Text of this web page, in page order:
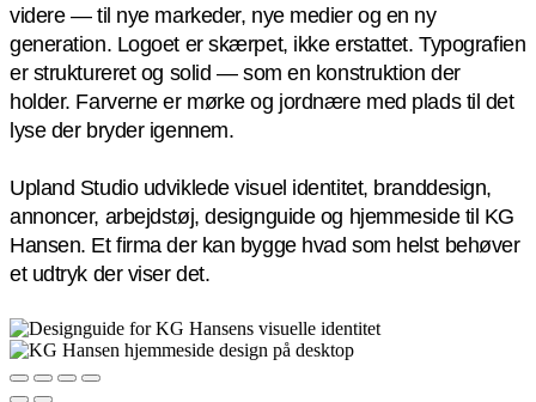
videre — til nye markeder, nye medier og en ny
generation. Logoet er skærpet, ikke erstattet. Typografien
er struktureret og solid — som en konstruktion der
holder. Farverne er mørke og jordnære med plads til det
lyse der bryder igennem.
Upland Studio udviklede visuel identitet, branddesign,
annoncer, arbejdstøj, designguide og hjemmeside til KG
Hansen. Et firma der kan bygge hvad som helst behøver
et udtryk der viser det.